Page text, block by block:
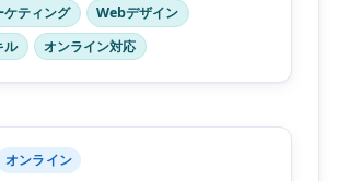
ティング
Webデザイン
ル
オンライン対応
オンライン